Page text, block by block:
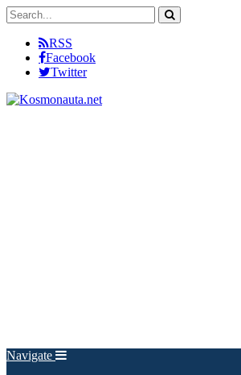
RSS
Facebook
Twitter
Navigate